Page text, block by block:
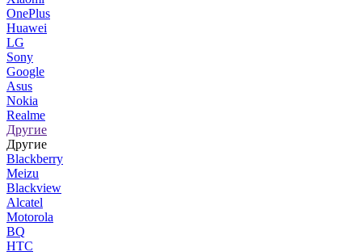
OnePlus
Huawei
LG
Sony
Google
Asus
Nokia
Realme
Другие
Другие
Blackberry
Meizu
Blackview
Alcatel
Motorola
BQ
HTC